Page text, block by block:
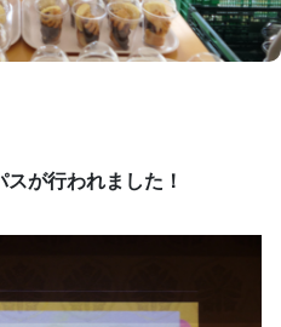
が行われました！